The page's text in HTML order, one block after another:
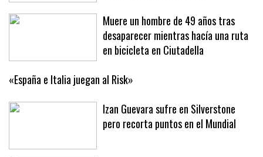
Muere un hombre de 49 años tras
desaparecer mientras hacía una ruta
en bicicleta en Ciutadella
«España e Italia juegan al Risk»
Izan Guevara sufre en Silverstone
pero recorta puntos en el Mundial